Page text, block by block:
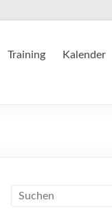
Training Kalender